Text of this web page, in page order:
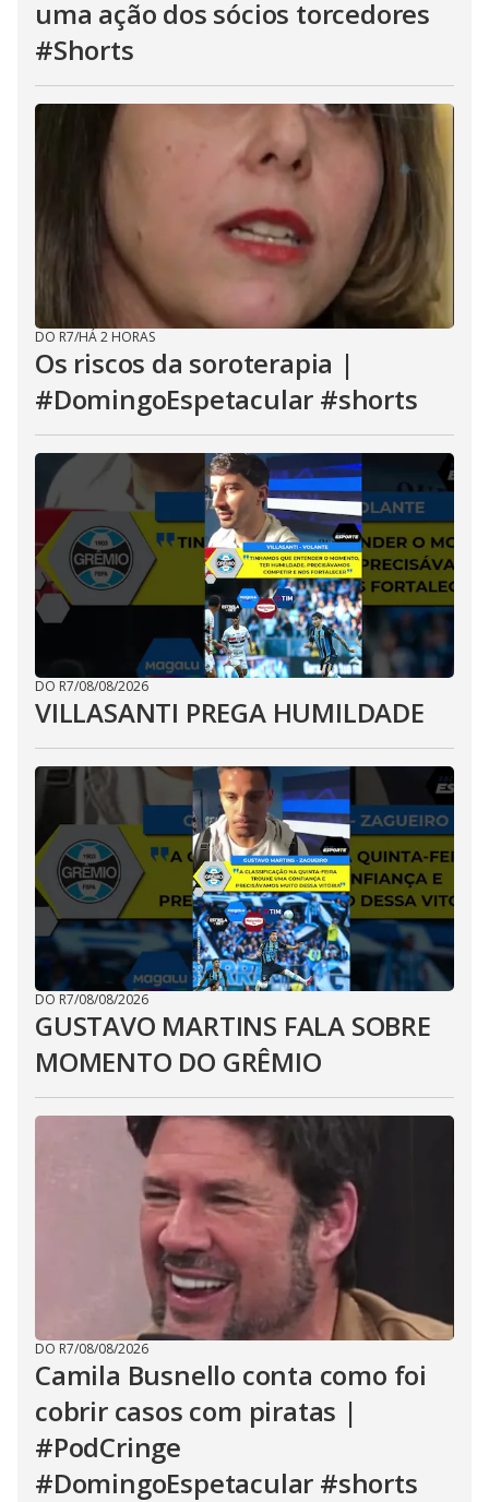
uma ação dos sócios torcedores
#Shorts
DO R7/HÁ 2 HORAS
Os riscos da soroterapia |
#DomingoEspetacular #shorts
DO R7/08/08/2026
VILLASANTI PREGA HUMILDADE
DO R7/08/08/2026
GUSTAVO MARTINS FALA SOBRE
MOMENTO DO GRÊMIO
DO R7/08/08/2026
Camila Busnello conta como foi
cobrir casos com piratas |
#PodCringe
#DomingoEspetacular #shorts